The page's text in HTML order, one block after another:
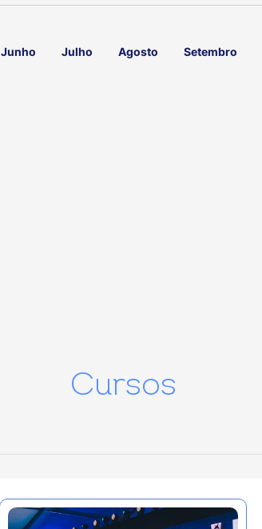
Junho Julho Agosto Setembro
Cursos